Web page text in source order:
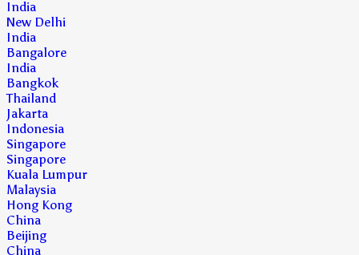
India
New Delhi
India
Bangalore
India
Bangkok
Thailand
Jakarta
Indonesia
Singapore
Singapore
Kuala Lumpur
Malaysia
Hong Kong
China
Beijing
China